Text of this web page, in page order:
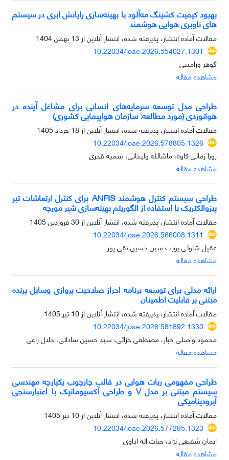
بهبود کیفیت کشینگ مه‌آلود با بهینه‌سازی رایانش ابری در سیستم
های ناوبری هوایی هوشمند
مقالات آماده انتشار، پذیرفته شده، انتشار آنلاین از 13 بهمن 1404
10.22034/joae.2026.554027.1301
گوهر ورامینی
مشاهده مقاله
طراحی مدل توسعه سرمایه‌های انسانی برای مشاغل آینده در
هوانوردی (مورد مطالعه: سازمان هواپیمایی کشوری)
مقالات آماده انتشار، پذیرفته شده، انتشار آنلاین از 18 خرداد 1405
10.22034/joae.2026.578805.1326
رویا زمانی کاوه، ماشالله ولیخانی، سمیه قجری
مشاهده مقاله
طراحی سیستم کنترل هوشمند ANFIS برای کنترل ارتعاشات تیر
پیزوالکتریک با استفاده از الگوریتم‌ بهینه‌سازی شیر مورچه
مقالات آماده انتشار، پذیرفته شده، انتشار آنلاین از 30 فروردین 1405
10.22034/joae.2026.566008.1311
عقیل شاولی پور، حسین حسین تقی پور
مشاهده مقاله
ارائه مدلی برای توسعه برنامه احراز صلاحیت پروازی وسایل پرنده
مبتنی بر قابلیت اطمینان
مقالات آماده انتشار، پذیرفته شده، انتشار آنلاین از 10 تیر 1405
10.22034/joae.2026.581892.1330
محمود واصلی خباز، مصطفی خزائی، سید حسین ساداتی، جلال راعی
مشاهده مقاله
طراحی مفهومی ربات هوایی در قالب چارچوب یکپارچه مهندسی
سیستم مبتنی بر مدل V و طراحی آکسیوماتیک با اعتبارسنجی
آیرودینامیکی
مقالات آماده انتشار، پذیرفته شده، انتشار آنلاین از 10 تیر 1405
10.22034/joae.2026.577295.1323
ایمان شفیعی نژاد، حیات اله اداوی
مشاهده مقاله